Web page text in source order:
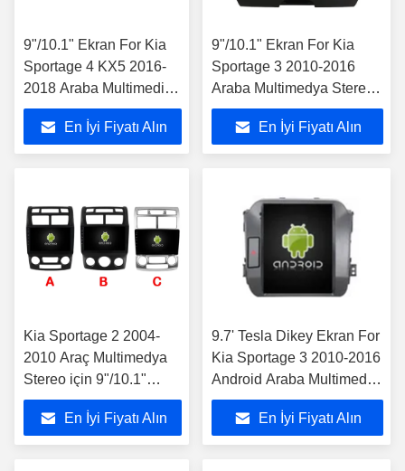
9"/10.1" Ekran For Kia
Sportage 4 KX5 2016-
2018 Araba Multimedia
Stereo
En İyi Fiyatı Alın
9"/10.1" Ekran For Kia
Sportage 3 2010-2016
Araba Multimedya Stereo
GPS CarPlay Player
En İyi Fiyatı Alın
Kia Sportage 2 2004-
2010 Araç Multimedya
Stereo için 9"/10.1"
Ekran
En İyi Fiyatı Alın
9.7' Tesla Dikey Ekran For
Kia Sportage 3 2010-2016
Android Araba Multimedia
Oyuncusu
En İyi Fiyatı Alın